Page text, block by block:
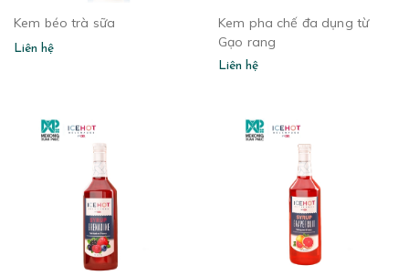
Kem béo trà sữa
Liên hệ
Kem pha chế đa dụng từ
Gạo rang
Liên hệ